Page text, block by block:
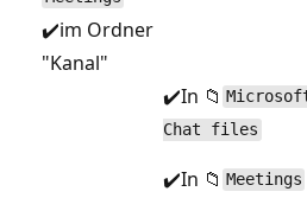
✔️im Ordner
"Kanal"
✔️In 📁
Chat files
✔️In 📁 Meetings